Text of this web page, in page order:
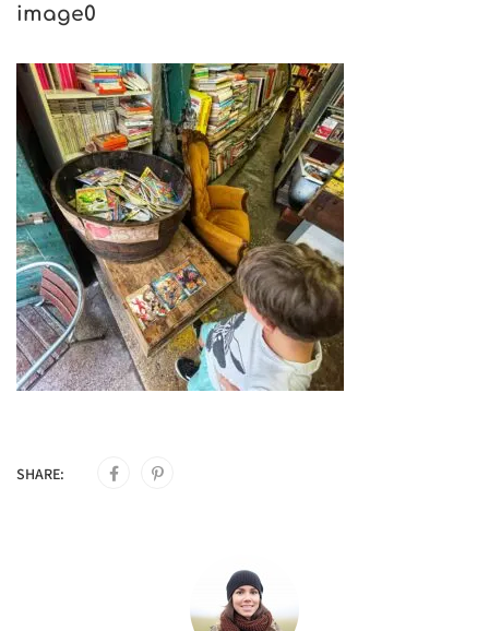
image0
SHARE: